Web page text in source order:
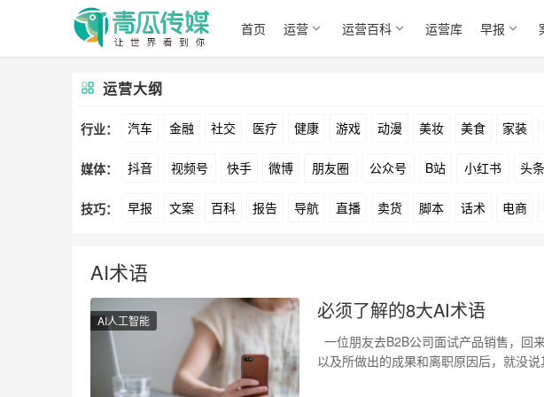
首页 运营 运营百科 运营库 早报
运营大纲
行业： 汽车 金融 社交 医疗 健康 游戏 动漫 美妆 美食 家装
文娱 跨境 科技 广告 元宇宙 房地产
媒体： 抖音 视频号 快手 微博 朋友圈 公众号 B站 小红书 头条
爱奇艺 美柚 美图 最右 神马 谷歌 Facebook Tiktok
技巧： 早报 文案 百科 报告 导航 直播 卖货 脚本 话术 电商
AI术语
AI人工智能 必须了解的8大AI术语
一位朋友去B2B公司面试产品销售，回
以及所做出的成果和离职原因后，就没